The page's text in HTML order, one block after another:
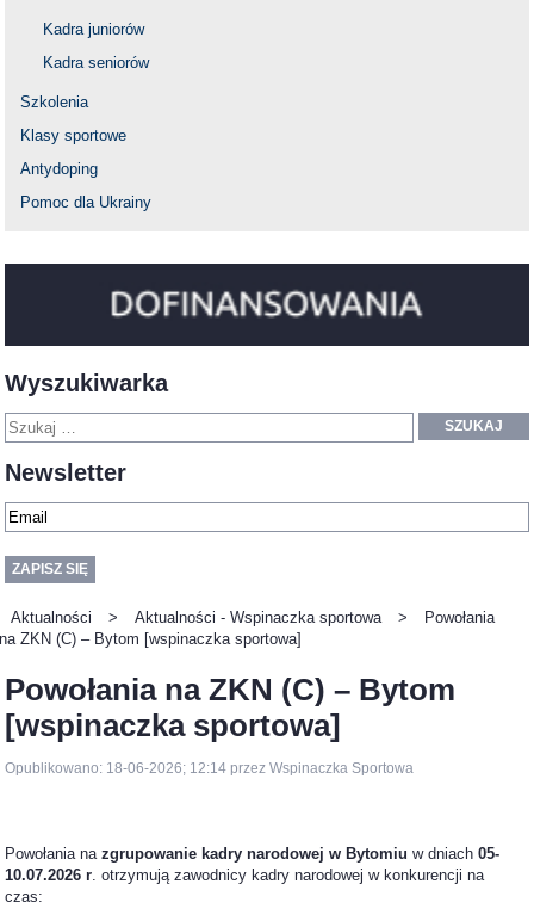
Kadra juniorów
Kadra seniorów
Szkolenia
Klasy sportowe
Antydoping
Pomoc dla Ukrainy
Wyszukiwarka
SZUKAJ
Newsletter
Aktualności > Aktualności - Wspinaczka sportowa >
Powołania
na ZKN (C) – Bytom [wspinaczka sportowa]
Powołania na ZKN (C) – Bytom
[wspinaczka sportowa]
Opublikowano: 18-06-2026; 12:14 przez Wspinaczka Sportowa
Powołania nazgrupowanie kadry narodowej w Bytomiu w dniach05-
10.07.2026 r . otrzymują zawodnicy kadry narodowej w konkurencji na
czas: